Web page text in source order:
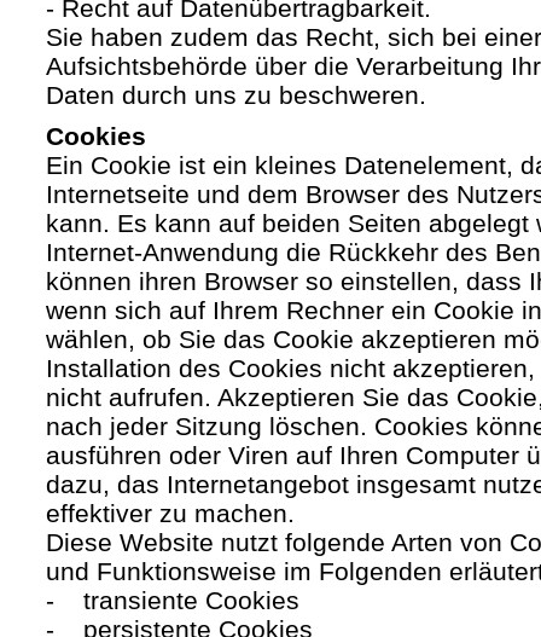
- Recht auf Datenübertragbarkeit.
Sie haben zudem das Recht, sich bei
Aufsichtsbehörde über die Verarbeitung
Daten durch uns zu beschweren.
Cookies
Ein Cookie ist ein kleines Datenelement,
Internetseite und dem Browser des
kann. Es kann auf beiden Seiten abgelegt
Internet-Anwendung die Rückkehr des
können ihren Browser so einstellen, dass
wenn sich auf Ihrem Rechner ein Cookie
wählen, ob Sie das Cookie akzeptieren
Installation des Cookies nicht
nicht aufrufen. Akzeptieren Sie das
nach jeder Sitzung löschen. Cookies
ausführen oder Viren auf Ihren Computer
dazu, das Internetangebot insgesamt
effektiver zu machen.
Diese Website nutzt folgende Arten von
und Funktionsweise im Folgenden
- transiente Cookies
- persistente Cookies